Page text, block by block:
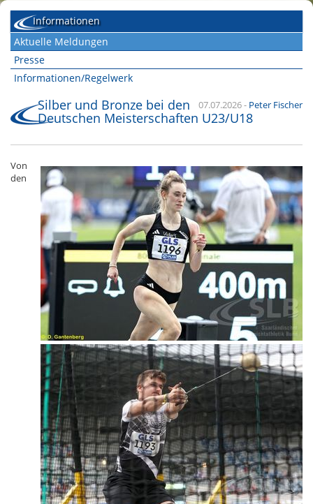
Informationen
Aktuelle Meldungen
Presse
Informationen/Regelwerk
07.07.2026- Peter Fischer
Silber und Bronze bei den
Deutschen Meisterschaften U23/U18
Von
den